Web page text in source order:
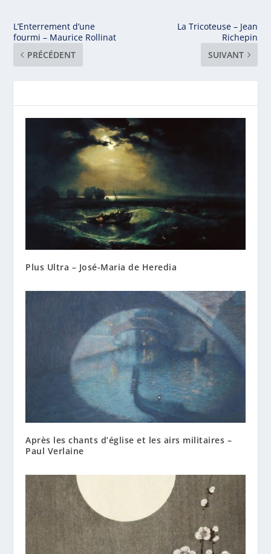
L’Enterrement d’une
fourmi – Maurice Rollinat
PRÉCÉDENT
La Tricoteuse – Jean
Richepin
SUIVANT
Plus Ultra – José-Maria de Heredia
Après les chants d’église et les airs militaires –
Paul Verlaine